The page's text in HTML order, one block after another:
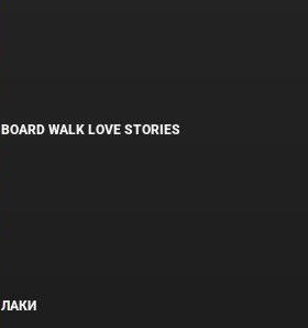
BOARD WALK LOVE STORIES
ЛАКИ